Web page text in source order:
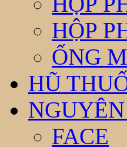
HỘP
ỐNG
HŨ
FACE